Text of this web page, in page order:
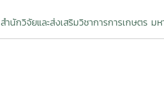
สำนักวิจัยและส่งเสริมวิชาการการเกษตร ม